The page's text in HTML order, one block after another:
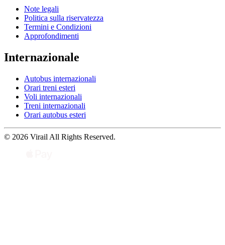
Note legali
Politica sulla riservatezza
Termini e Condizioni
Approfondimenti
Internazionale
Autobus internazionali
Orari treni esteri
Voli internazionali
Treni internazionali
Orari autobus esteri
© 2026 Virail All Rights Reserved.